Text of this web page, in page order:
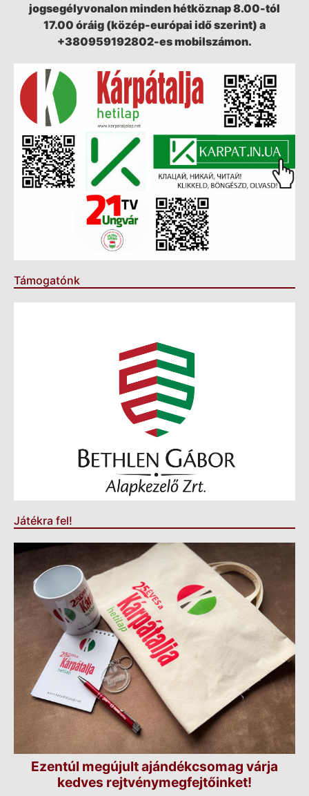
jogsegélyvonalon minden hétköznap 8.00-tól
17.00 óráig (közép-európai idő szerint) a
+380959192802-es mobilszámon.
Támogatónk
Játékra fel!
Ezentúl megújult ajándékcsomag várja
kedves rejtvénymegfejtőinket!